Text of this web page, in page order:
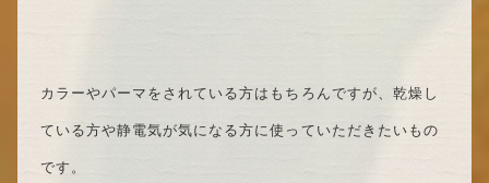
カラーやパーマをされている方はもちろんですが、乾燥し
ている方や静電気が気になる方に使っていただきたいもの
です。